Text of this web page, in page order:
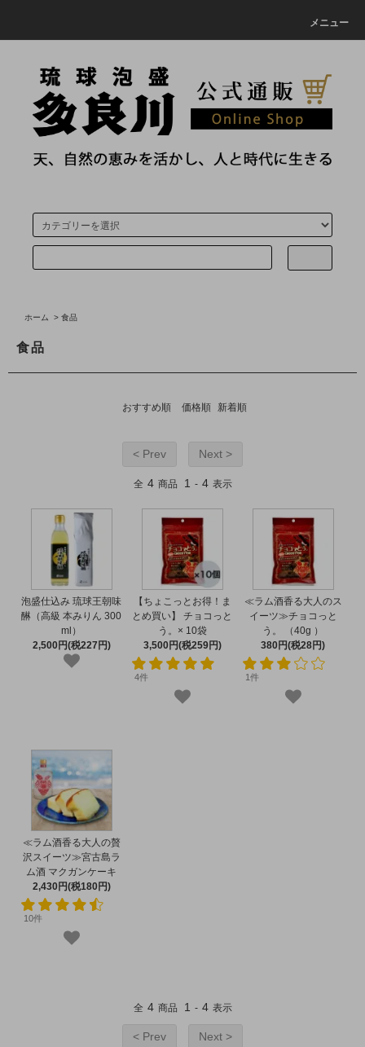
メニュー
ホーム > 食品
食品
おすすめ順 価格順 新着順
< Prev Next >
全 4 商品 1 - 4 表示
泡盛仕込み 琉球王朝味
醂（高級 本みりん 300
ml）
2,500円(税227円)
【ちょこっとお得！ま
とめ買い】 チョコっと
う。× 10袋
3,500円(税259円)
4件
≪ラム酒香る大人のス
イーツ≫チョコっと
う。 （40g ）
380円(税28円)
1件
≪ラム酒香る大人の贅
沢スイーツ≫宮古島ラ
ム酒 マクガンケーキ
2,430円(税180円)
10件
全 4 商品 1 - 4 表示
< Prev Next >